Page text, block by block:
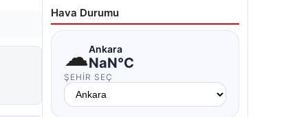
Hava Durumu
☁Ankara
NaN°C
ŞEHIR SEÇ